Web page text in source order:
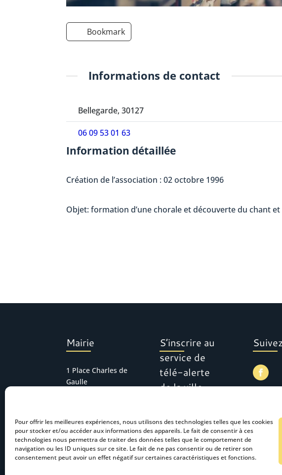
Pour offrir les meilleures expériences, nous utilisons des technologies telles que les cookies
pour stocker et/ou accéder aux informations des appareils. Le fait de consentir à ces
technologies nous permettra de traiter des données telles que le comportement de
navigation ou les ID uniques sur ce site. Le fait de ne pas consentir ou de retirer son
consentement peut avoir un effet négatif sur certaines caractéristiques et fonctions.
Bookmark
Informations de contact
Bellegarde, 30127
06 09 53 01 63
Information détaillée
Création de l’association : 02 octobre 1996
Objet: formation d’une chorale et découverte du chant
Mairie
1 Place Charles de
Gaulle
mairie.accueil@bel
legarde.fr
S’inscrire au
service de
télé-alerte
de la ville